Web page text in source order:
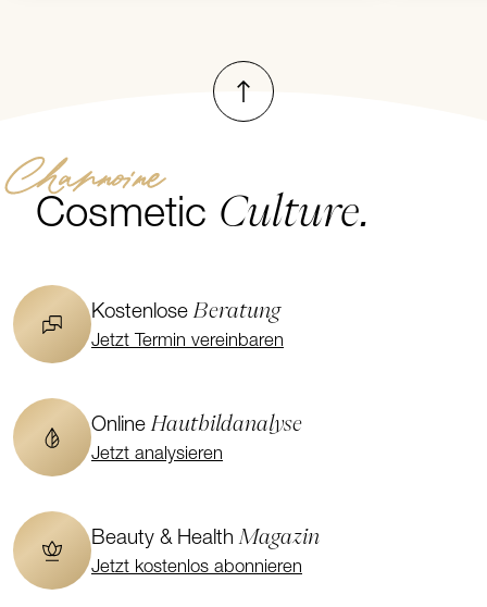
Nach oben
Channoine
Cosmetic Culture.
KostenloseBeratung
Jetzt Termin vereinbaren
OnlineHautbildanalyse
Jetzt analysieren
Beauty & HealthMagazin
Jetzt kostenlos abonnieren